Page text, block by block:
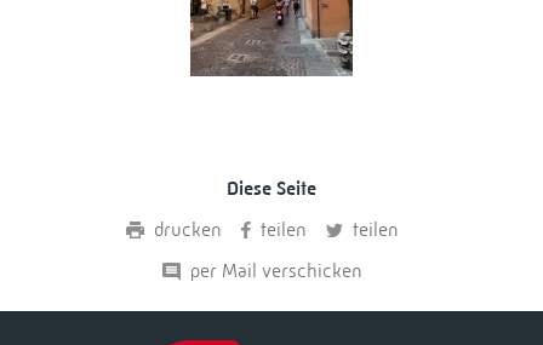
Diese Seite
drucken
teilen
teilen
per Mail verschicken